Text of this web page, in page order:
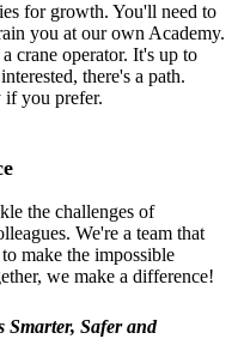
for growth. You'll need to
you at our own Academy.
crane operator. It's up to
there's a path.
if you prefer.
the challenges of
We're a team that
make the impossible
we make a difference!
Smarter, Safer and